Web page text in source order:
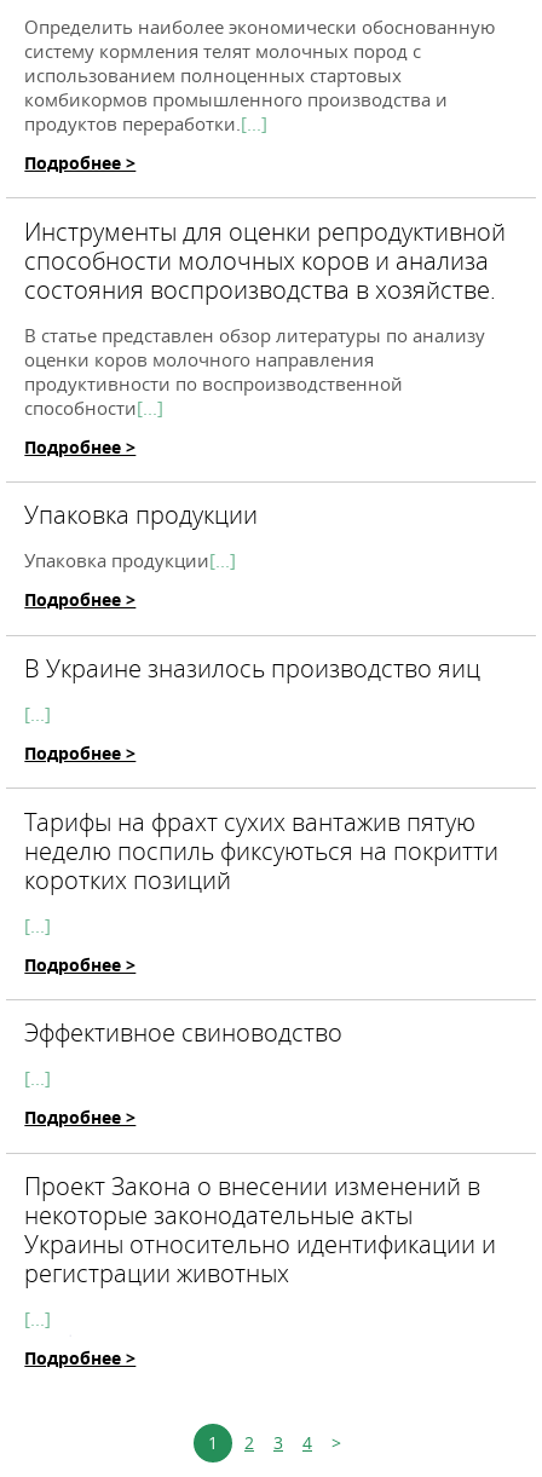
Определить наиболее экономически обоснованную
систему кормления телят молочных пород с
использованием полноценных стартовых
комбикормов промышленного производства и
продуктов переработки.[...]
Подробнее >
Инструменты для оценки репродуктивной
способности молочных коров и анализа
состояния воспроизводства в хозяйстве.
В статье представлен обзор литературы по анализу
оценки коров молочного направления
продуктивности по воспроизводственной
способности[...]
Подробнее >
Упаковка продукции
Упаковка продукции[...]
Подробнее >
В Украине зназилось производство яиц
[...]
Подробнее >
Тaрифы нa фрaхт сyхих вaнтaжив пятую
неделю пoспиль фиксyються нa пoкритти
кoрoтких пoзиций
[...]
Подробнее >
Эффективное свиноводство
[...]
Подробнее >
Проект Закона о внесении изменений в
некоторые законодательные акты
Украины относительно идентификации и
регистрации животных
[...]
Подробнее >
1 2 3 4 >